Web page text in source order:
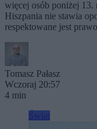
więcej osób poniżej 13.
Hiszpania nie stawia
respektowane jest
Tomasz Pałasz
Wczoraj 20:57
4 min